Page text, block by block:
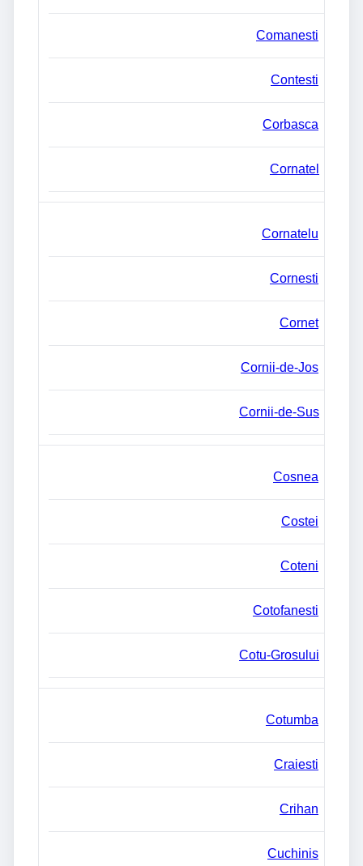
Comanesti
Contesti
Corbasca
Cornatel
Cornatelu
Cornesti
Cornet
Cornii-de-Jos
Cornii-de-Sus
Cosnea
Costei
Coteni
Cotofanesti
Cotu-Grosului
Cotumba
Craiesti
Crihan
Cuchinis